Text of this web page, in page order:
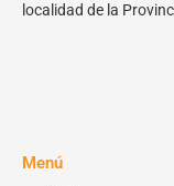
localidad de la
Menú